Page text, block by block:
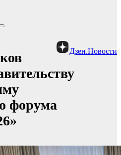
Дзен.Новости
форума